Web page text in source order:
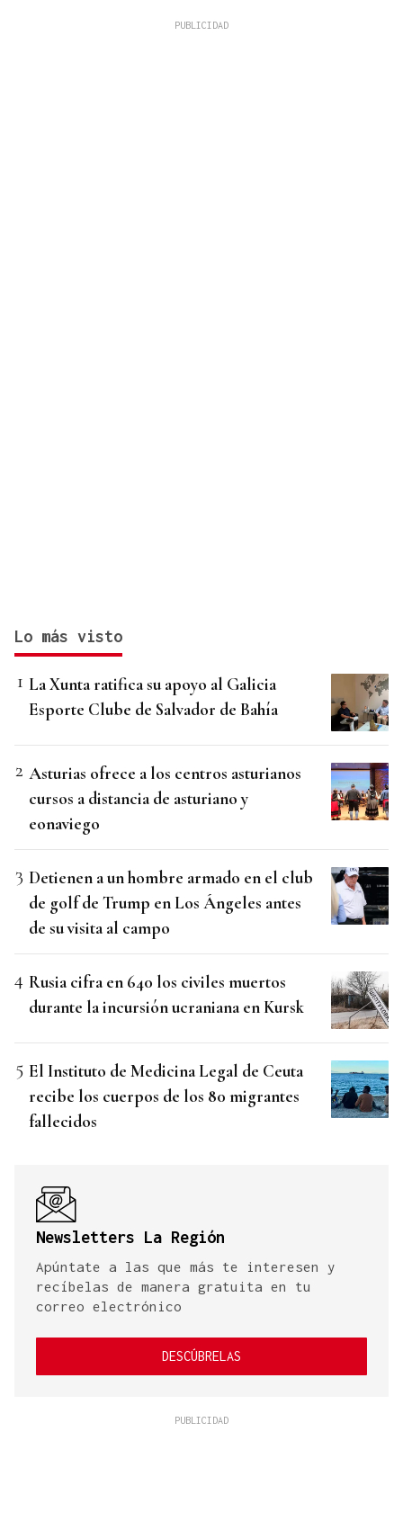
Lo más visto
La Xunta ratifica su apoyo al Galicia
Esporte Clube de Salvador de Bahía
Asturias ofrece a los centros asturianos
cursos a distancia de asturiano y
eonaviego
Detienen a un hombre armado en el club
de golf de Trump en Los Ángeles antes
de su visita al campo
Rusia cifra en 640 los civiles muertos
durante la incursión ucraniana en Kursk
El Instituto de Medicina Legal de Ceuta
recibe los cuerpos de los 80 migrantes
fallecidos
Newsletters La Región
Apúntate a las que más te interesen y
recíbelas de manera gratuita en tu
correo electrónico
DESCÚBRELAS